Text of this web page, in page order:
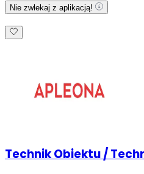
Nie zwlekaj z aplikacją!
Technik Obiektu /